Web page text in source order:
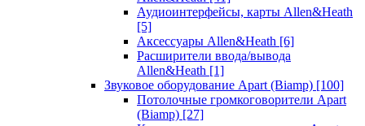
Аудиоинтерфейсы, карты Allen&Heath
[5]
Аксессуары Allen&Heath [6]
Расширители ввода/вывода
Allen&Heath [1]
Звуковое оборудование Apart (Biamp) [100]
Потолочные громкоговорители Apart
(Biamp) [27]